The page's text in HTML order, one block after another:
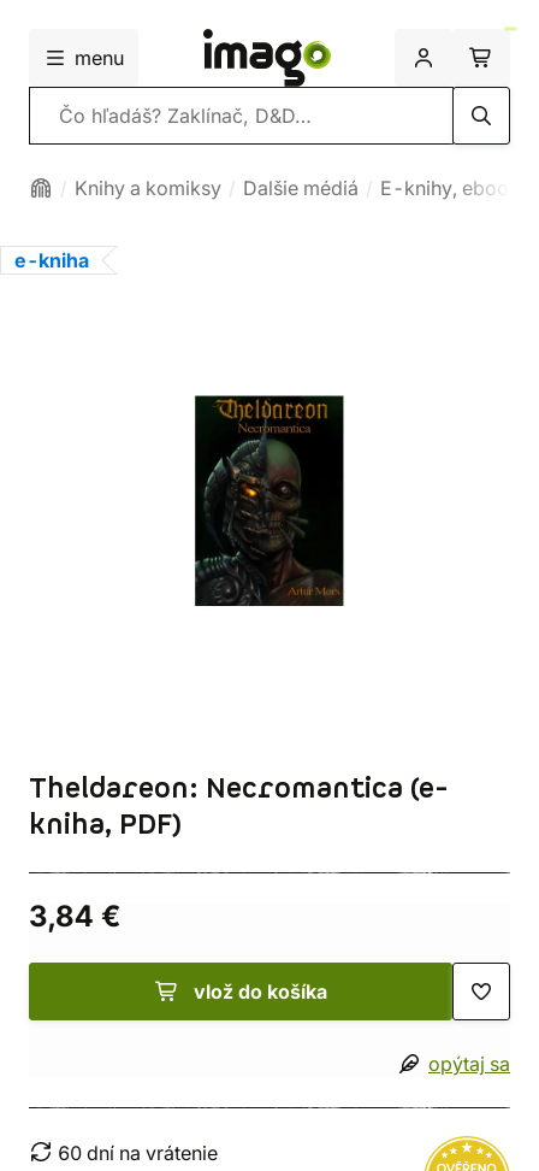
menu
Vyhľadávanie
Knihy a komiksy Dalšie médiá E-knihy, ebooky
e-kniha
Theldareon: Necromantica (e-
kniha, PDF)
3,84 €
vlož do košíka
opýtaj sa
60 dní na vrátenie